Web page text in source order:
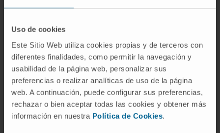
Uso de cookies
Este Sitio Web utiliza cookies propias y de terceros con
diferentes finalidades, como permitir la navegación y
usabilidad de la página web, personalizar sus
preferencias o realizar analíticas de uso de la página
web. A continuación, puede configurar sus preferencias,
rechazar o bien aceptar todas las cookies y obtener más
información en nuestra Política de Cookies.
¿Qué es la seudotrombocitopenia?
Un artefacto de laboratorio. Algunas plaquetas
se aglutinan dentro del tubo de extracción —
casi siempre por efecto del anticoagulante
EDTA— y el contador automático las
interpreta como grumos, no como plaquetas
individuales. El resultado es un recuento